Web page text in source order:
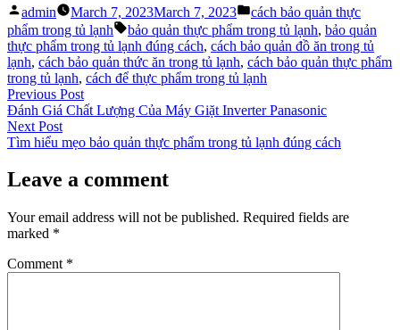
Posted
by
admin March 7, 2023March 7, 2023
Posted
in
cách bảo quản thực
phẩm trong tủ lạnh
Tags:
bảo quản thực phẩm trong tủ lạnh, bảo quản
thực phẩm trong tủ lạnh đúng cách, cách bảo quản đồ ăn trong tủ
lạnh, cách bảo quản thức ăn trong tủ lạnh, cách bảo quản thực phẩm
trong tủ lạnh, cách để thực phẩm trong tủ lạnh
Post
navigation
Previous PostPrevious
post:
Đánh Giá Chất Lượng Của Máy Giặt Inverter Panasonic
Next PostNext
post:
Tìm hiểu mẹo bảo quản thực phẩm trong tủ lạnh đúng cách
Leave a comment
Your email address will not be published. Required fields are
marked *
Comment *